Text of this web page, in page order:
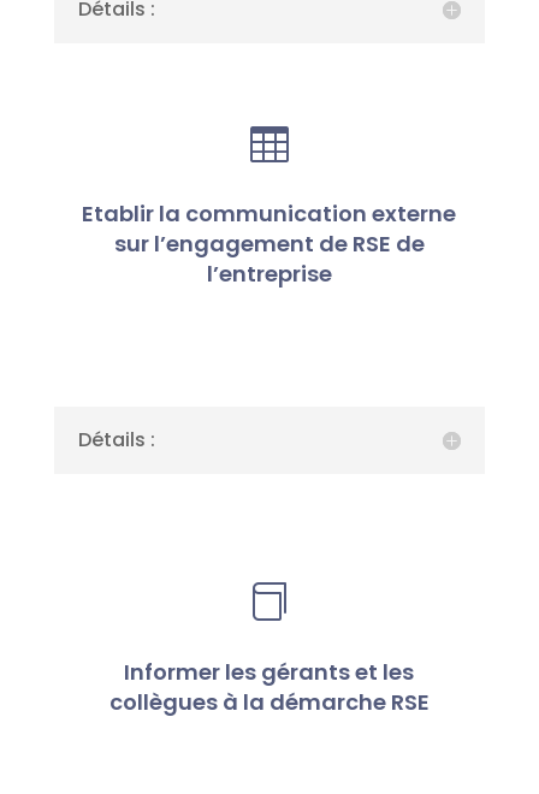
Détails :

Etablir la communication externe
sur l’engagement de RSE de
l’entreprise
Détails :

Informer les gérants et les
collègues à la démarche RSE